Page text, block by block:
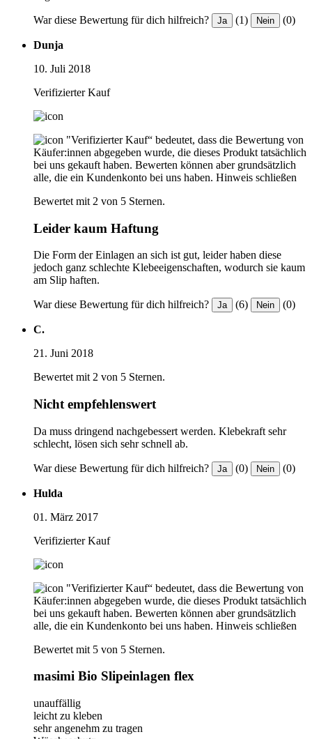
War diese Bewertung für dich hilfreich? Ja (1) Nein (0)
Dunja
10. Juli 2018
Verifizierter Kauf
"Verifizierter Kauf“ bedeutet, dass die Bewertung von
Käufer:innen abgegeben wurde, die dieses Produkt tatsächlich
bei uns gekauft haben. Bewerten können aber grundsätzlich
alle, die ein Kundenkonto bei uns haben. Hinweis schließen
Bewertet mit 2 von 5 Sternen.
Leider kaum Haftung
Die Form der Einlagen an sich ist gut, leider haben diese
jedoch ganz schlechte Klebeeigenschaften, wodurch sie kaum
am Slip haften.
War diese Bewertung für dich hilfreich? Ja (6) Nein (0)
C.
21. Juni 2018
Bewertet mit 2 von 5 Sternen.
Nicht empfehlenswert
Da muss dringend nachgebessert werden. Klebekraft sehr
schlecht, lösen sich sehr schnell ab.
War diese Bewertung für dich hilfreich? Ja (0) Nein (0)
Hulda
01. März 2017
Verifizierter Kauf
"Verifizierter Kauf“ bedeutet, dass die Bewertung von
Käufer:innen abgegeben wurde, die dieses Produkt tatsächlich
bei uns gekauft haben. Bewerten können aber grundsätzlich
alle, die ein Kundenkonto bei uns haben. Hinweis schließen
Bewertet mit 5 von 5 Sternen.
masimi Bio Slipeinlagen flex
unauffällig
leicht zu kleben
sehr angenehm zu tragen